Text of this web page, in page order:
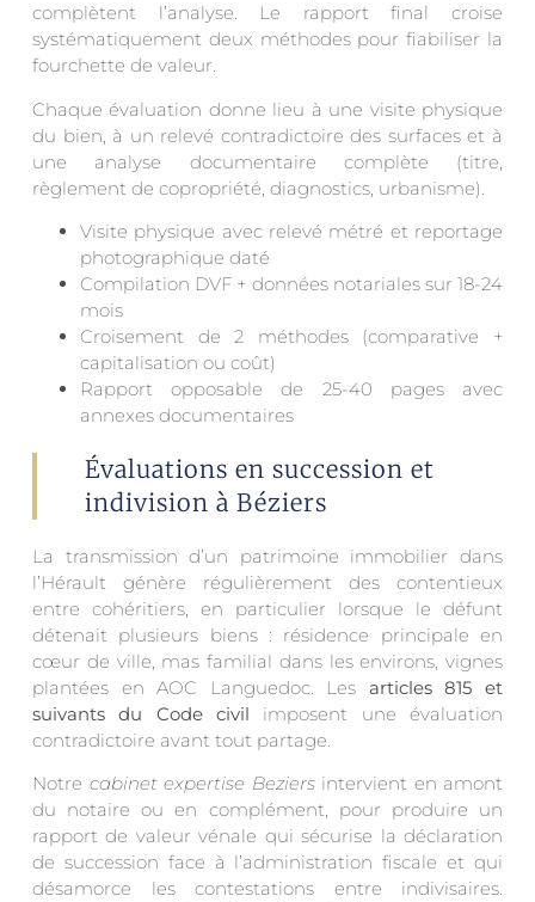
complètent l’analyse. Le rapport final croise
systématiquement deux méthodes pour fiabiliser la
fourchette de valeur.
Chaque évaluation donne lieu à une visite physique
du bien, à un relevé contradictoire des surfaces et à
une analyse documentaire complète (titre,
règlement de copropriété, diagnostics, urbanisme).
Visite physique avec relevé métré et reportage
photographique daté
Compilation DVF + données notariales sur 18-24
mois
Croisement de 2 méthodes (comparative +
capitalisation ou coût)
Rapport opposable de 25-40 pages avec
annexes documentaires
Évaluations en succession et
indivision à Béziers
La transmission d’un patrimoine immobilier dans
l’Hérault génère régulièrement des contentieux
entre cohéritiers, en particulier lorsque le défunt
détenait plusieurs biens : résidence principale en
cœur de ville, mas familial dans les environs, vignes
plantées en AOC Languedoc. Les articles 815 et
suivants du Code civil imposent une évaluation
contradictoire avant tout partage.
Notre cabinet expertise Beziersintervient en amont
du notaire ou en complément, pour produire un
rapport de valeur vénale qui sécurise la déclaration
de succession face à l’administration fiscale et qui
désamorce les contestations entre indivisaires.